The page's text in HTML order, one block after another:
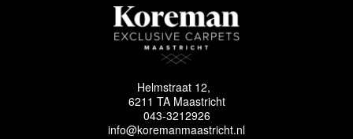
Helmstraat 12,
6211 TA Maastricht
043-3212926
info@koremanmaastricht.nl